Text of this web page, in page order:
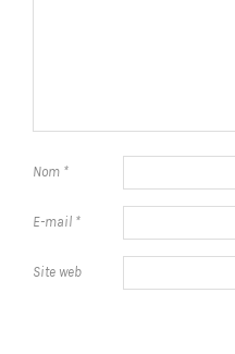
Nom *
E-mail *
Site web